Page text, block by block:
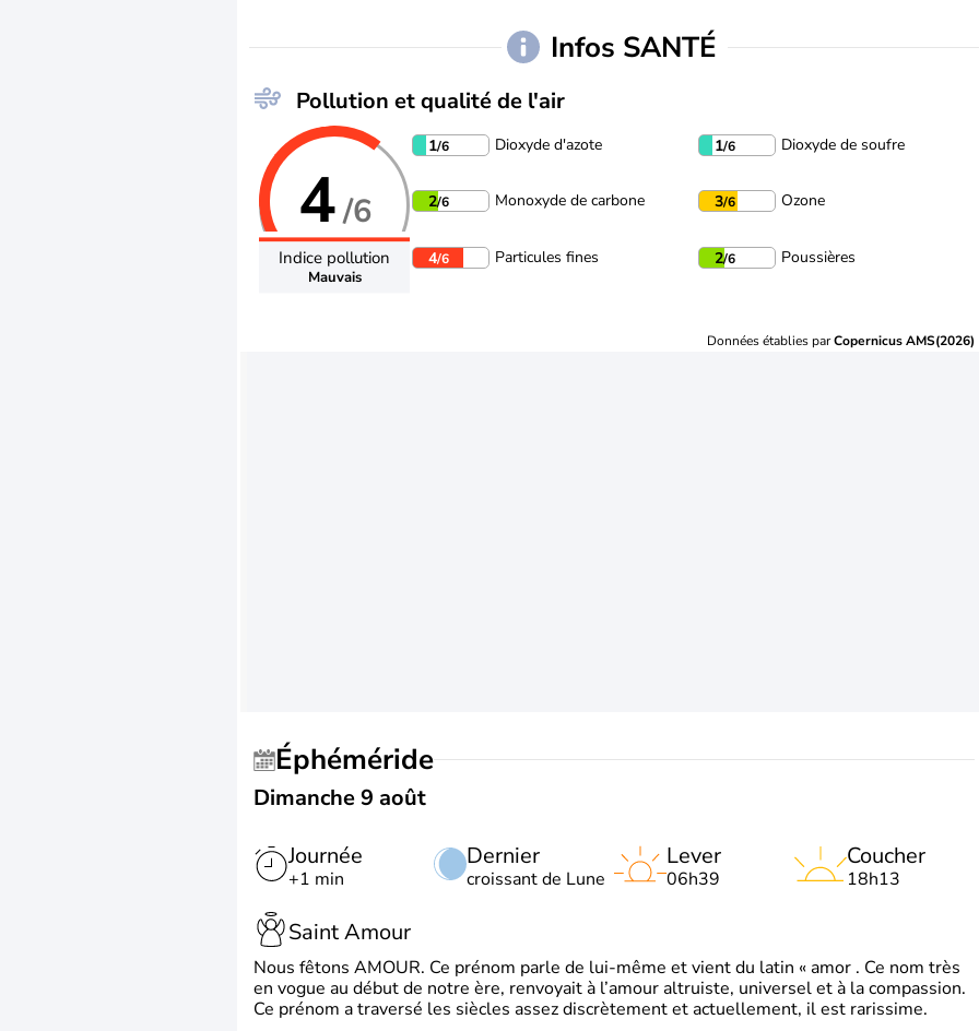
Infos SANTÉ
Pollution et qualité de l'air
4/6
Indice pollution
Mauvais
1/6 Dioxyde d'azote 1/6 Dioxyde de soufre
2/6 Monoxyde de carbone 3/6 Ozone
4/6 Particules fines 2/6 Poussières
Données établies parCopernicus AMS(2026)
Éphéméride
Dimanche 9 août
Journée
+1 min
Dernier
croissant de Lune
Lever
06h39
Coucher
18h13
Saint Amour
Nous fêtons AMOUR. Ce prénom parle de lui-même et vient du latin « amor . Ce nom très
en vogue au début de notre ère, renvoyait à l’amour altruiste, universel et à la compassion.
Ce prénom a traversé les siècles assez discrètement et actuellement, il est rarissime.